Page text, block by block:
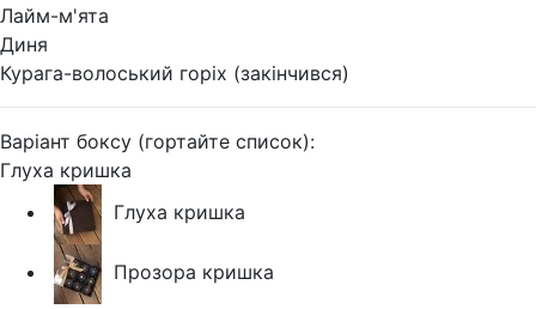
Лайм-м'ята
Диня
Курага-волоський горіх (закінчився)
Варіант боксу (гортайте список):
Глуха кришка
Глуха кришка
Прозора кришка